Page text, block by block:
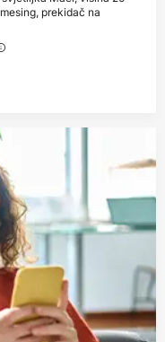
prekidač na